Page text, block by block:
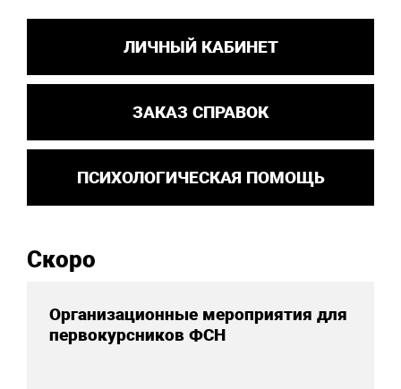
ЛИЧНЫЙ КАБИНЕТ
ЗАКАЗ СПРАВОК
ПСИХОЛОГИЧЕСКАЯ ПОМОЩЬ
Скоро
Организационные мероприятия для
первокурсников ФСН